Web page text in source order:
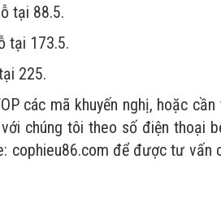
tại 88.5.
tại 173.5.
225.
các mã khuyến nghị, hoặc
chúng tôi theo số điện thoại
cophieu86.com để được tư vấn